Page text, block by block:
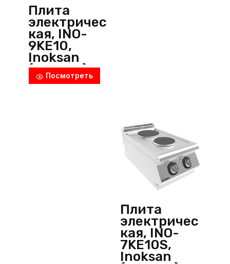
Плита
электричес
кая, INO-
9KE10,
Inoksan
(Турция)
Посмотреть
Плита
электричес
кая, INO-
7KE10S,
Inoksan